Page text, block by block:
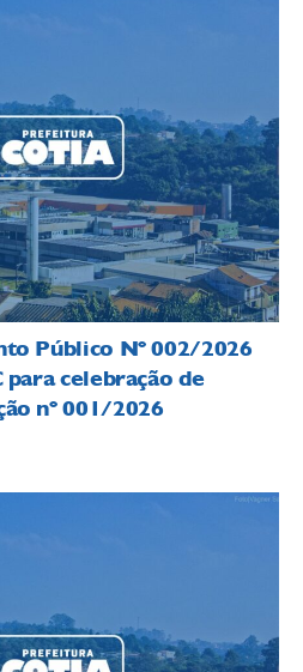
Público Nº 002/2026
para celebração de
nº 001/2026